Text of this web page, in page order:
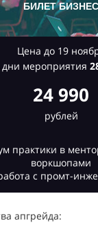
БИЛЕТ БИЗНЕС
Цена до 19
дни мероприятия
24 990
рублей
практики в
воркшопами
с промт-
апгрейда: